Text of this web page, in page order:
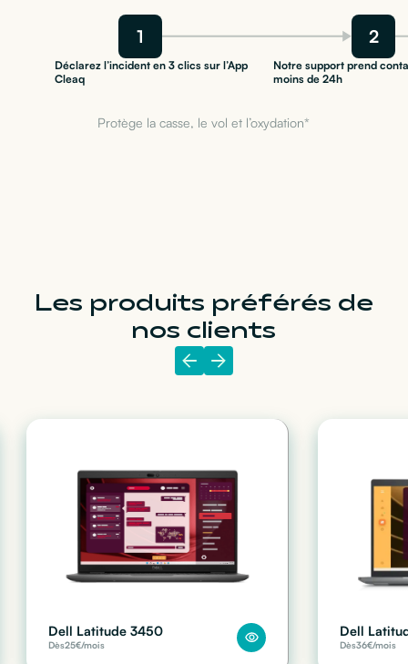
1 2
Déclarez l’incident en 3 clics sur l’App
Cleaq
Notre support prend
moins de 24h
Protège la casse, le vol et l’oxydation*
Les produits préférés de
nos clients
Dell Latitude 3450
Dès25€/mois
Dell
Dès36€/mois